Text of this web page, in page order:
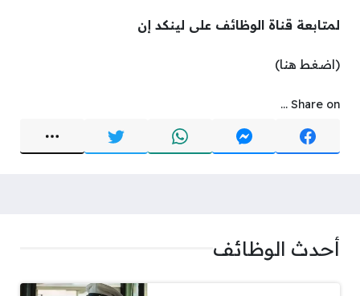
لمتابعة قناة الوظائف على لينكد إن
(اضغط هنا)
Share on ...
أحدث الوظائف